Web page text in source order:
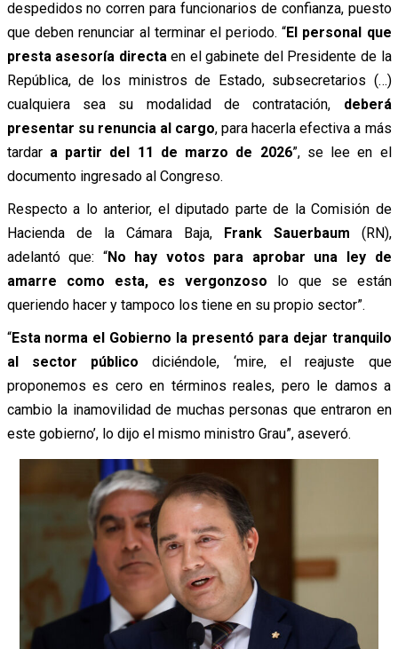
despedidos no corren para funcionarios de confianza, puesto
que deben renunciar al terminar el periodo. “El personal que
presta asesoría directaen el gabinete del Presidente de la
República, de los ministros de Estado, subsecretarios (…)
cualquiera sea su modalidad de contratación, deberá
presentar su renuncia al cargo, para hacerla efectiva a más
tardar a partir del 11 de marzo de 2026”, se lee en el
documento ingresado al Congreso.
Respecto a lo anterior, el diputado parte de la Comisión de
Hacienda de la Cámara Baja, Frank Sauerbaum (RN),
adelantó que: “No hay votos para aprobar una ley de
amarre como esta, es vergonzoso lo que se están
queriendo hacer y tampoco los tiene en su propio sector”.
“Esta norma el Gobierno la presentó para dejar tranquilo
al sector público diciéndole, ‘mire, el reajuste que
proponemos es cero en términos reales, pero le damos a
cambio la inamovilidad de muchas personas que entraron en
este gobierno’, lo dijo el mismo ministro Grau”, aseveró.